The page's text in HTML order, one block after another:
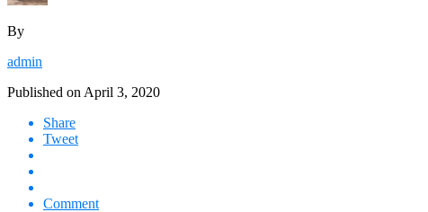
By
admin
Published on April 3, 2020
Share
Tweet
Comment